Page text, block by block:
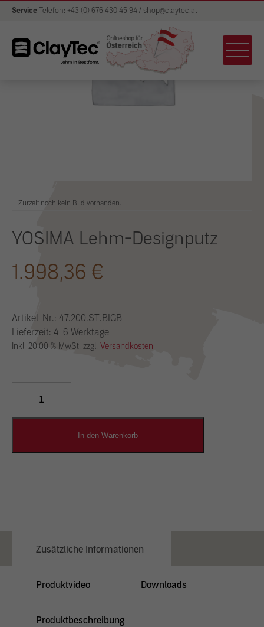
Service Telefon: +43 (0) 676 430 45 94 / shop@claytec.at
Zurzeit noch kein Bild vorhanden.
YOSIMA Lehm-Designputz
1.998,36 €
Artikel-Nr.: 47.200.ST.BIGB
Lieferzeit: 4-6 Werktage
Inkl. 20.00 % MwSt. zzgl. Versandkosten
Designputz
In den Warenkorb
Zusätzliche Informationen
Produktvideo Downloads
Produktbeschreibung